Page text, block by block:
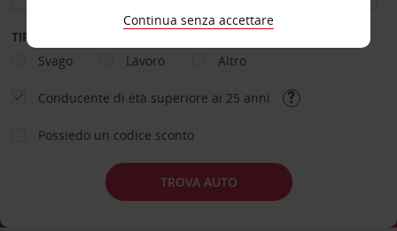
TIPOLOGIA DI NOLEGGIO
Svago
Lavoro Altro
Conducente di età superiore ai 25 anni
Possiedo un codice sconto
TROVA AUTO
Continua senza accettare